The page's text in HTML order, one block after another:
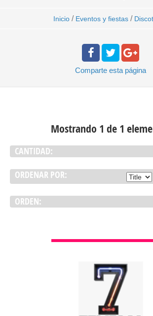
Inicio / Eventos y fiestas /
Comparte esta página
Mostrando 1 de 1
CANTIDAD:
ORDENAR POR:
ORDEN: